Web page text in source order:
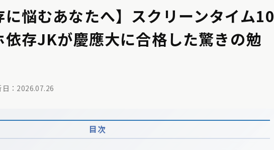
に悩むあなたへ】スクリーンタイム10
依存JKが慶應大に合格した驚きの勉
日：2026.07.26
目次